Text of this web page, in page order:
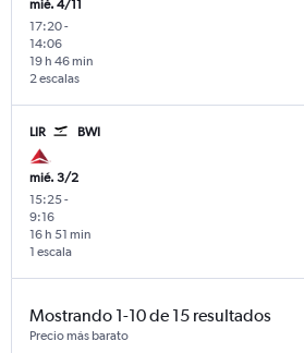
mié. 4/11
17:20-
14:06
2 escalas
19 h 46 min
LIR BWI
mié. 3/2
15:25-
9:16
1 escala
16 h 51 min
Mostrando 1-10 de 15 resultados
Precio más barato